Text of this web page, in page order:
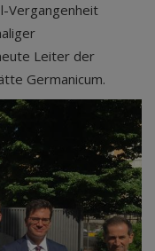
Vergangenheit
Leiter der
Germanicum.